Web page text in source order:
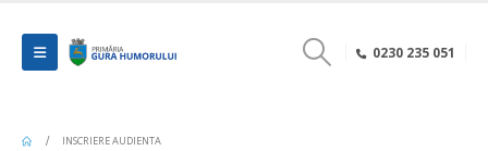
0230 235 051
INSCRIERE AUDIENTA